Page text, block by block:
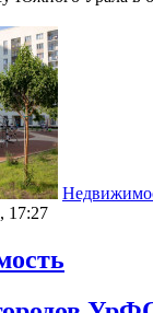
17:27